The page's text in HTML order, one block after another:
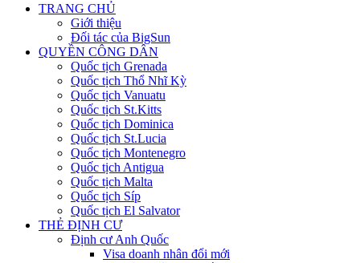
TRANG CHỦ
Giới thiệu
Đối tác của BigSun
QUYỀN CÔNG DÂN
Quốc tịch Grenada
Quốc tịch Thổ Nhĩ Kỳ
Quốc tịch Vanuatu
Quốc tịch St.Kitts
Quốc tịch Dominica
Quốc tịch St.Lucia
Quốc tịch Montenegro
Quốc tịch Antigua
Quốc tịch Malta
Quốc tịch Síp
Quốc tịch El Salvator
THẺ ĐỊNH CƯ
Định cư Anh Quốc
Visa doanh nhân đổi mới